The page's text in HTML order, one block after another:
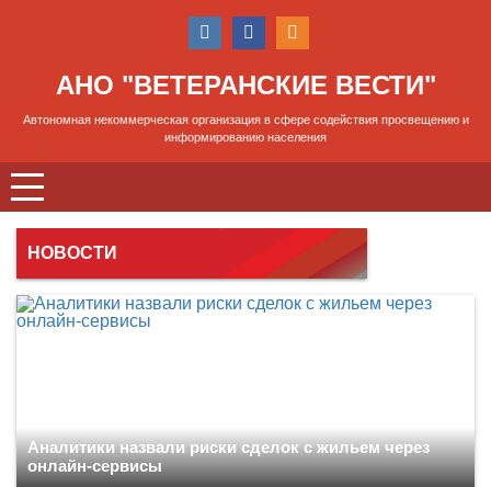
АНО "ВЕТЕРАНСКИЕ ВЕСТИ"
Автономная некоммерческая организация в сфере содействия просвещению и
информированию населения
НОВОСТИ
Аналитики назвали риски сделок с жильем через
онлайн-сервисы